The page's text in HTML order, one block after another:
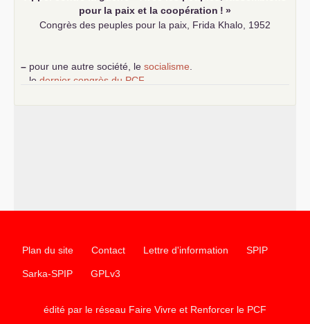
pour la paix et la coopération ! »
Congrès des peuples pour la paix, Frida Khalo, 1952
– pour une autre société, le socialisme
le dernier congrès du PCF
Plan du site Contact Lettre d'information SPIP
Sarka-SPIP GPLv3
édité par le réseau Faire Vivre et Renforcer le PCF